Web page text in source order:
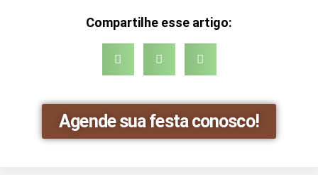
Compartilhe esse artigo:
Agende sua festa conosco!